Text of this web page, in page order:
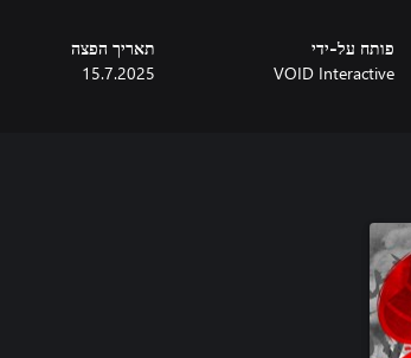
פותח על-ידי
VOID Interactive
תאריך הפצה
15.7.2025